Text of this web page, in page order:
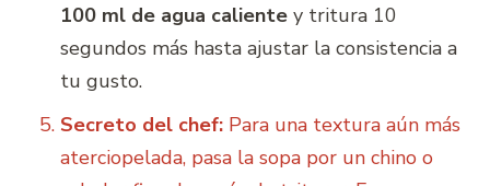
100 ml de agua caliente y tritura 10
segundos más hasta ajustar la consistencia a
tu gusto.
Secreto del chef: Para una textura aún más
aterciopelada, pasa la sopa por un chino o